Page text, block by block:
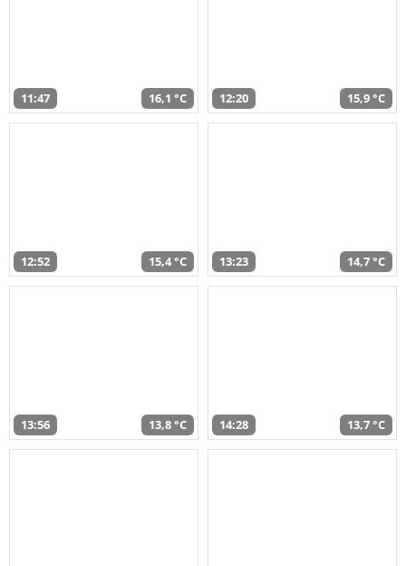
11:47 16,1 °C 12:20 15,9 °C
12:52 15,4 °C 13:23 14,7 °C
13:56 13,8 °C 14:28 13,7 °C